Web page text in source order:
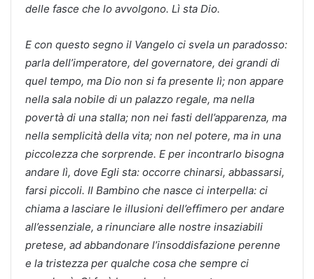
delle fasce che lo avvolgono. Lì sta Dio.
E con questo segno il Vangelo ci svela un paradosso:
parla dell’imperatore, del governatore, dei grandi di
quel tempo, ma Dio non si fa presente lì; non appare
nella sala nobile di un palazzo regale, ma nella
povertà di una stalla; non nei fasti dell’apparenza, ma
nella semplicità della vita; non nel potere, ma in una
piccolezza che sorprende. E per incontrarlo bisogna
andare lì, dove Egli sta: occorre chinarsi, abbassarsi,
farsi piccoli. Il Bambino che nasce ci interpella: ci
chiama a lasciare le illusioni dell’effimero per andare
all’essenziale, a rinunciare alle nostre insaziabili
pretese, ad abbandonare l’insoddisfazione perenne
e la tristezza per qualche cosa che sempre ci